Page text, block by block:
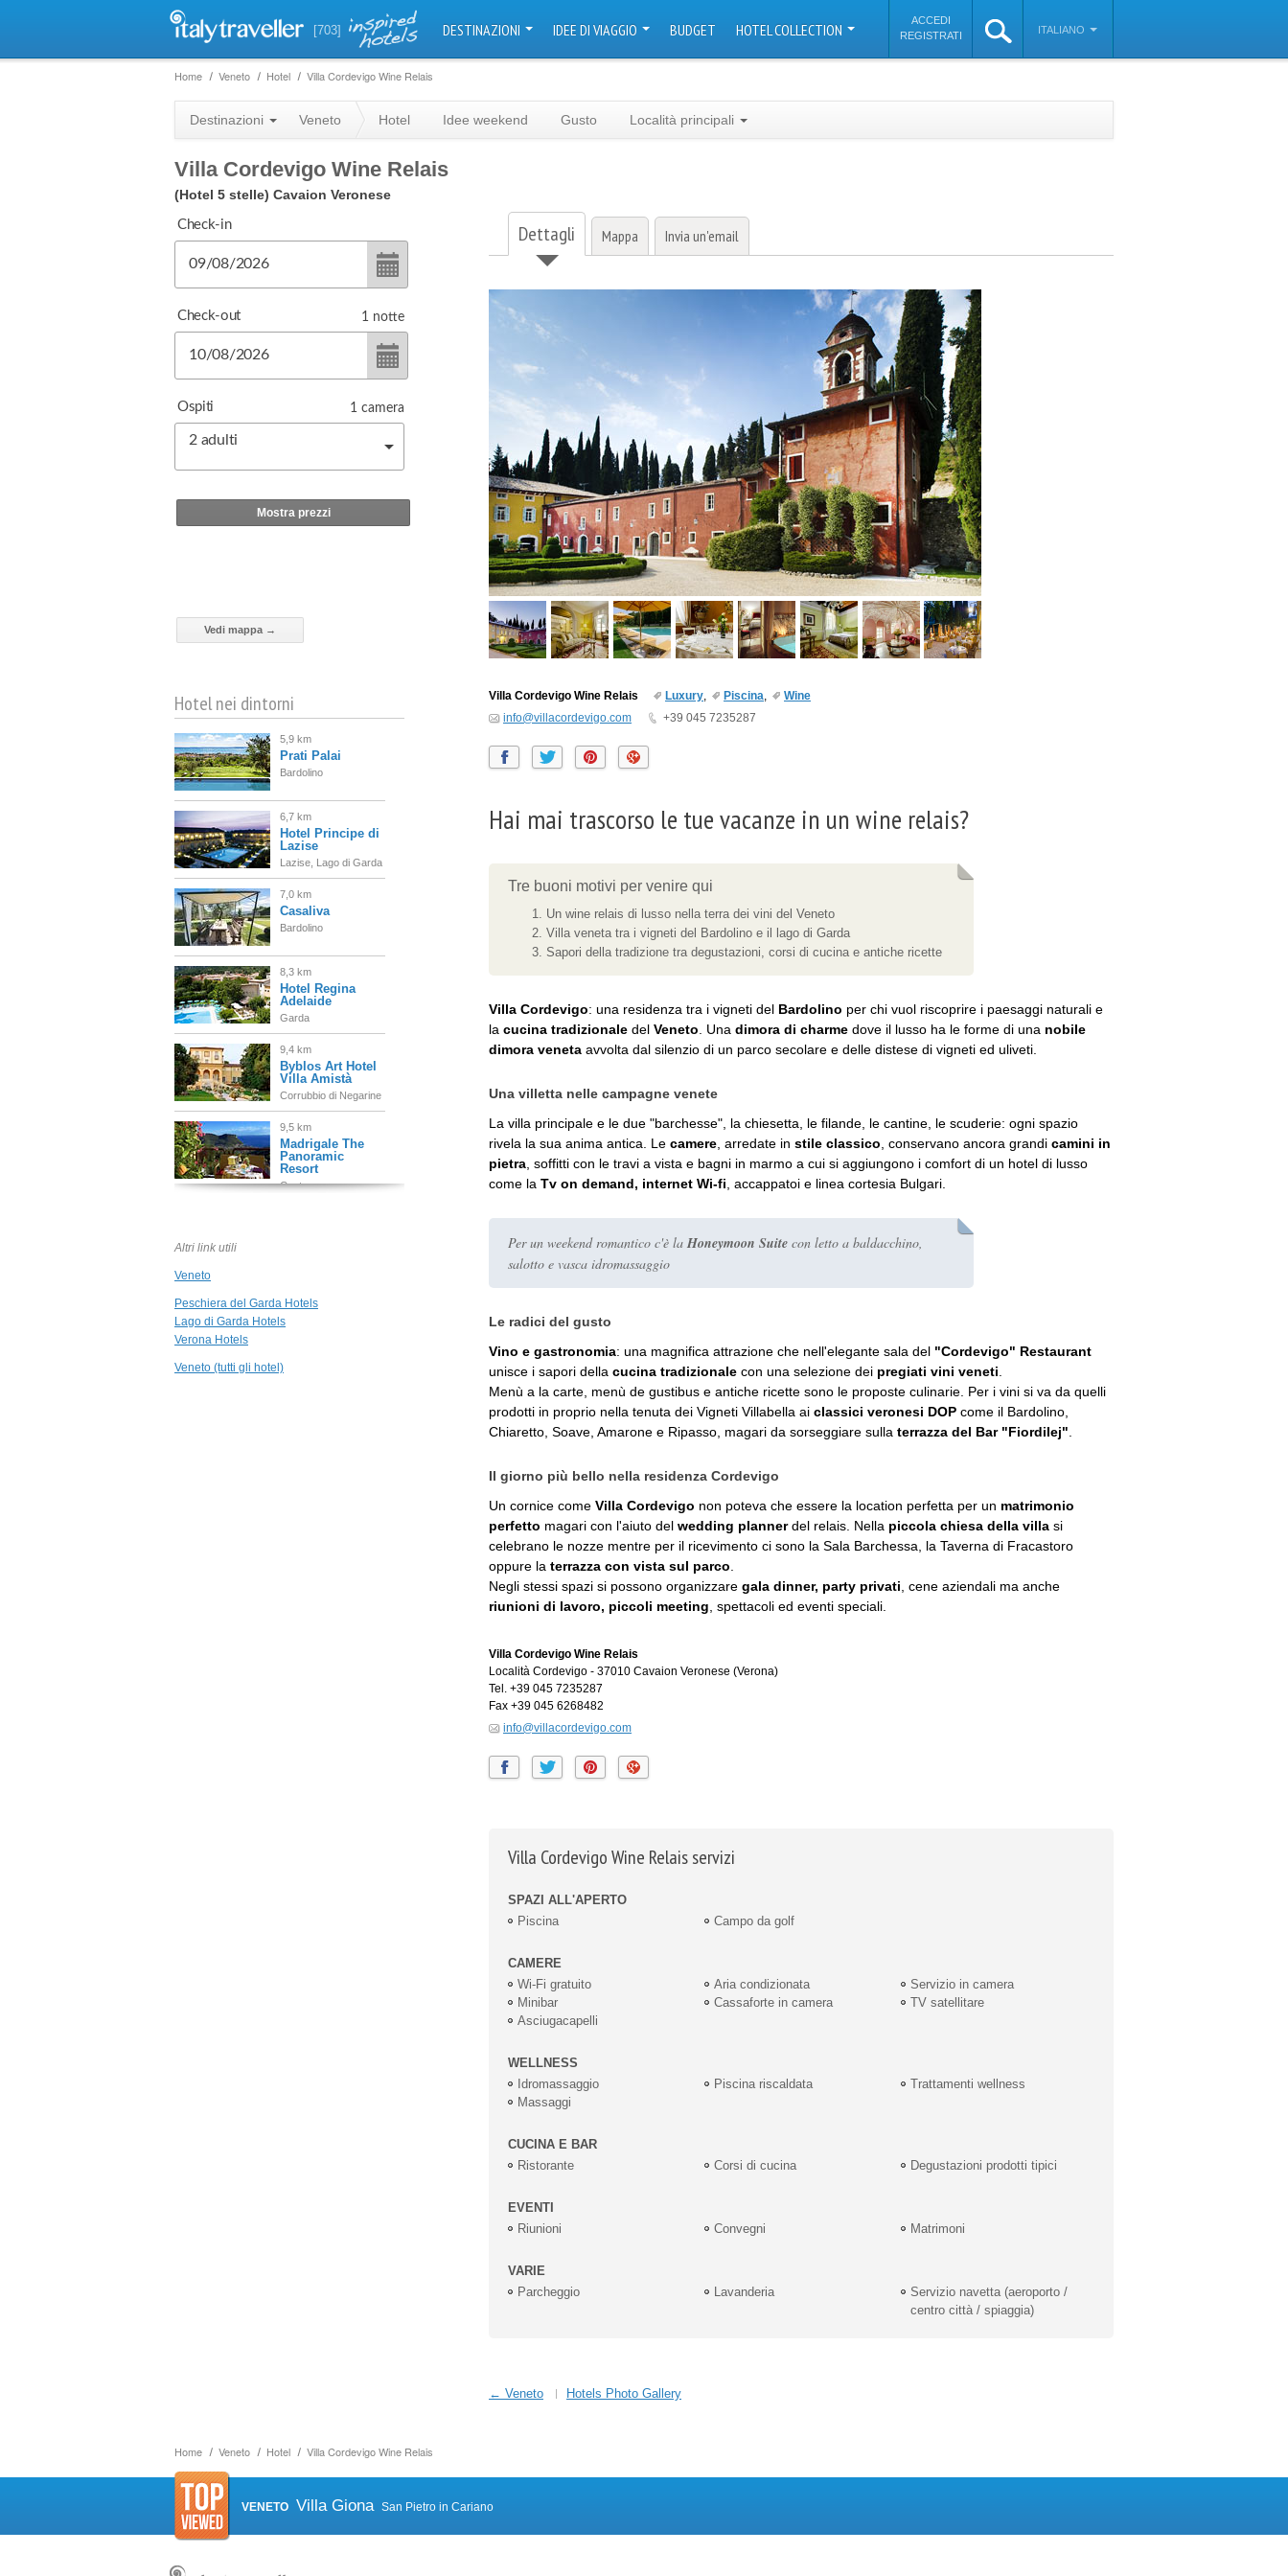
[703] DESTINAZIONI IDEE DI VIAGGIO BUDGET HOTEL COLLECTION
ACCEDI
REGISTRATI
ITALIANO
Home Veneto Hotel Villa Cordevigo Wine Relais
Home Veneto Hotel Villa Cordevigo Wine Relais
Destinazioni Veneto Hotel Idee weekend Gusto Località principali
Villa Cordevigo Wine Relais
(Hotel 5 stelle) Cavaion Veronese
Dettagli Mappa Invia un'email
Villa Cordevigo Wine Relais Luxury, Piscina,
Wine
info@villacordevigo.com
+39 045 7235287
Hai mai trascorso le tue vacanze in un wine relais?
Tre buoni motivi per venire qui
Un wine relais di lusso nella terra dei vini del Veneto
Villa veneta tra i vigneti del Bardolino e il lago di Garda
Sapori della tradizione tra degustazioni, corsi di cucina e antiche ricette
Villa Cordevigo: una residenza tra i vigneti del Bardolino per chi vuol riscoprire i paesaggi naturali e
la cucina tradizionale del Veneto . Una dimora di charme dove il lusso ha le forme di una nobile
dimora veneta avvolta dal silenzio di un parco secolare e delle distese di vigneti ed uliveti.
Una villetta nelle campagne venete
La villa principale e le due "barchesse", la chiesetta, le filande, le cantine, le scuderie: ogni spazio
rivela la sua anima antica. Le camere , arredate in stile classico , conservano ancora grandi camini in
pietra , soffitti con le travi a vista e bagni in marmo a cui si aggiungono i comfort di un hotel di lusso
come la Tv on demand, internet Wi-fi , accappatoi e linea cortesia Bulgari.
Per un weekend romantico c'è la Honeymoon Suite con letto a baldacchino,
salotto e vasca idromassaggio
Le radici del gusto
Vino e gastronomia: una magnifica attrazione che nell'elegante sala del "Cordevigo" Restaurant
unisce i sapori della cucina tradizionale con una selezione dei pregiati vini veneti
Menù a la carte, menù de gustibus e antiche ricette sono le proposte culinarie. Per i vini si va da quelli
prodotti in proprio nella tenuta dei Vigneti Villabella ai classici veronesi DOP come il Bardolino,
Chiaretto, Soave, Amarone e Ripasso, magari da sorseggiare sulla terrazza del Bar "Fiordilej"
Il giorno più bello nella residenza Cordevigo
Un cornice come Villa Cordevigo non poteva che essere la location perfetta per un matrimonio
perfetto magari con l'aiuto del wedding plannerdel relais. Nella piccola chiesa della villa si
celebrano le nozze mentre per il ricevimento ci sono la Sala Barchessa, la Taverna di Fracastoro
oppure la terrazza con vista sul parco
Negli stessi spazi si possono organizzare gala dinner, party privati , cene aziendali ma anche
riunioni di lavoro, piccoli meeting , spettacoli ed eventi speciali.
Villa Cordevigo Wine Relais
Località Cordevigo - 37010 Cavaion Veronese (Verona)
Tel. +39 045 7235287
Fax +39 045 6268482
info@villacordevigo.com
Villa Cordevigo Wine Relais servizi
SPAZI ALL'APERTO
Piscina
Campo da golf
CAMERE
Wi-Fi gratuito
Aria condizionata
Servizio in camera
Minibar
Cassaforte in camera
TV satellitare
Asciugacapelli
WELLNESS
Idromassaggio
Piscina riscaldata
Trattamenti wellness
Massaggi
CUCINA E BAR
Ristorante
Corsi di cucina Degustazioni prodotti tipici
EVENTI
Riunioni
Convegni Matrimoni
VARIE
Parcheggio
Lavanderia
Servizio navetta (aeroporto /
centro città / spiaggia)
← Veneto Hotels Photo Gallery
Check-in
Check-out 1 notte
Ospiti
2 adulti
1 camera
Mostra prezzi
Vedi mappa →
Hotel nei dintorni
5,9 km
Prati Palai
Bardolino
6,7 km
Hotel Principe di
Lazise
Lazise, Lago di Garda
7,0 km
Casaliva
Bardolino
8,3 km
Hotel Regina
Adelaide
Garda
9,4 km
Byblos Art Hotel
Villa Amistà
Corrubbio di Negarine
9,5 km
Madrigale The
Panoramic
Resort
Costermano
Villa Giona
San Pietro in Cariano
10,8 km
Altri link utili
Veneto
Peschiera del Garda Hotels
Lago di Garda Hotels
Verona Hotels
Veneto (tutti gli hotel)
VENETO Villa Giona San Pietro in Cariano